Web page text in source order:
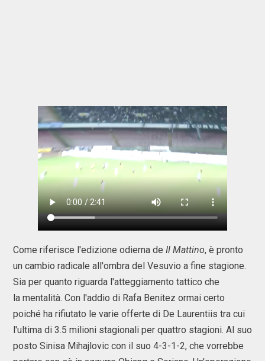
Come riferisce l'edizione odierna de Il Mattino, è pronto
un cambio radicale all'ombra del Vesuvio a fine stagione.
Sia per quanto riguarda l'atteggiamento tattico che
la mentalità. Con l'addio di Rafa Benitez ormai certo
poiché ha rifiutato le varie offerte di De Laurentiis tra cui
l'ultima di 3.5 milioni stagionali per quattro stagioni. Al suo
posto Sinisa Mihajlovic con il suo 4-3-1-2, che vorrebbe